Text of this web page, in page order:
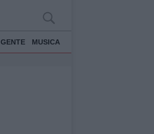
GENTE MUSICA